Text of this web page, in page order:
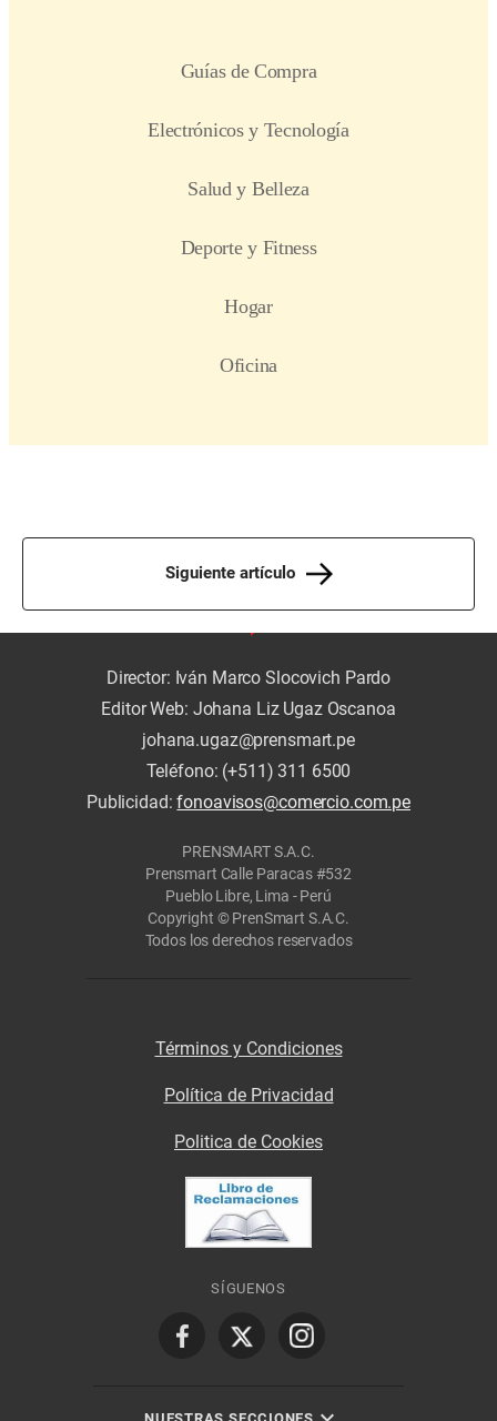
Siguiente artículo
Director: Iván Marco Slocovich Pardo
Editor Web: Johana Liz Ugaz Oscanoa
johana.ugaz@prensmart.pe
Teléfono: (+511) 311 6500
Publicidad:fonoavisos@comercio.com.pe
PRENSMART S.A.C.
Prensmart Calle Paracas #532
Pueblo Libre, Lima - Perú
Copyright © PrenSmart S.A.C.
Todos los derechos reservados
Términos y Condiciones
Política de Privacidad
Politica de Cookies
SÍGUENOS